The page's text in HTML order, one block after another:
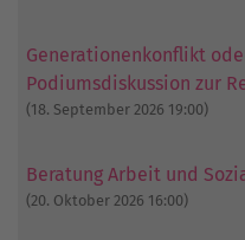
Generationenkonflikt
Podiumsdiskussion zur
(18. September 2026 19:00)
Beratung Arbeit und
(20. Oktober 2026 16:00)